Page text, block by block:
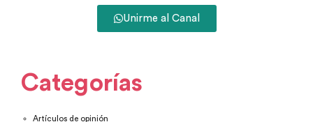
Unirme al Canal
Categorías
Artículos de opinión